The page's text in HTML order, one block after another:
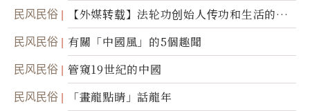
民风民俗
【外媒转载】法轮功创始人传功和生活的故
事
民风民俗 有關「中國風」的5個趣聞
民风民俗 管窺19世紀的中國
民风民俗 「畫龍點睛」話龍年